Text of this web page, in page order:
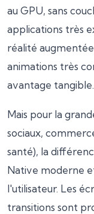
au GPU, sans
applications très
réalité
animations très
avantage tangible.
Mais pour la
sociaux,
santé), la
Native moderne
l'utilisateur. Les
transitions sont